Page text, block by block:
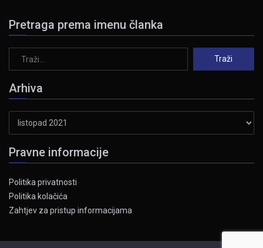
Pretraga prema imenu članka
Arhiva
Pravne informacije
Politika privatnosti
Politika kolačića
Zahtjev za pristup informacijama